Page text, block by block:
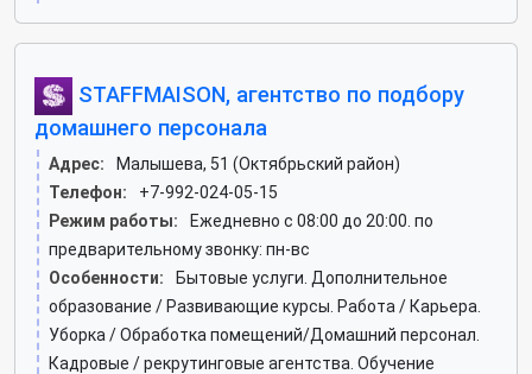
STAFFMAISON, агентство по подбору
домашнего персонала
Адрес:
Малышева, 51 (Октябрьский район)
Телефон:
+7-992-024-05-15
Режим работы:
Ежедневно с 08:00 до 20:00. по
предварительному звонку: пн-вс
Особенности:
Бытовые услуги. Дополнительное
образование / Развивающие курсы. Работа / Карьера.
Уборка / Обработка помещений/Домашний персонал.
Кадровые / рекрутинговые агентства. Обучение